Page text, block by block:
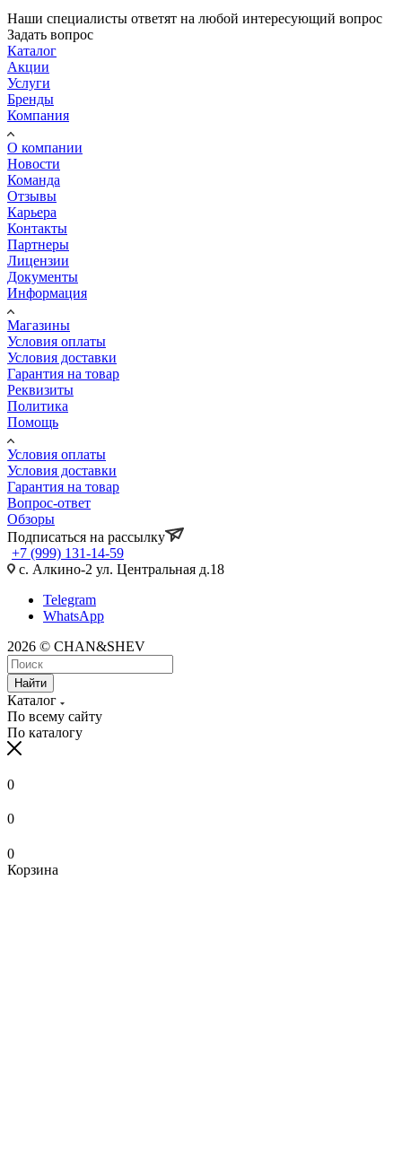
Наши специалисты ответят на любой интересующий вопрос
Задать вопрос
Каталог
Акции
Услуги
Бренды
Компания
О компании
Новости
Команда
Отзывы
Карьера
Контакты
Партнеры
Лицензии
Документы
Информация
Магазины
Условия оплаты
Условия доставки
Гарантия на товар
Реквизиты
Политика
Помощь
Условия оплаты
Условия доставки
Гарантия на товар
Вопрос-ответ
Обзоры
Подписаться на рассылку
+7 (999) 131-14-59
с. Алкино-2 ул. Центральная д.18
Telegram
WhatsApp
2026 © CHAN&SHEV
Найти
Каталог
По всему сайту
По каталогу
0
0
0
Корзина